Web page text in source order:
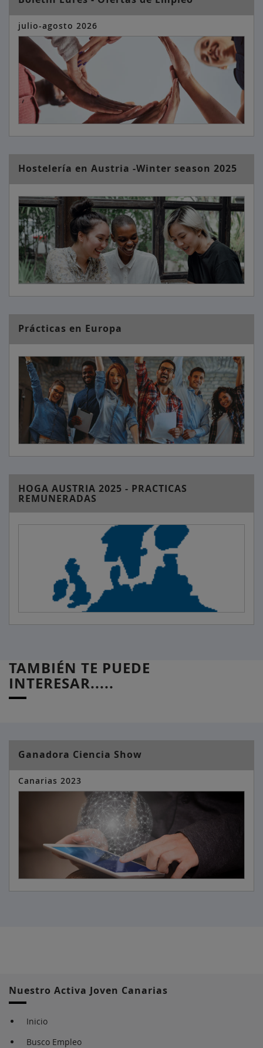
julio-agosto 2026
Hostelería en Austria -Winter season 2025
Prácticas en Europa
HOGA AUSTRIA 2025 - PRACTICAS
REMUNERADAS
TAMBIÉN TE PUEDE
INTERESAR.....
Ganadora Ciencia Show
Canarias 2023
Nuestro Activa Joven Canarias
Inicio
Busco Empleo